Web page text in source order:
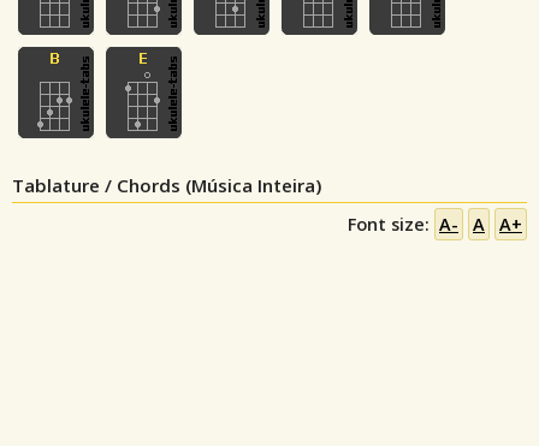
Tablature / Chords (Música Inteira)
Font size: A- A A+